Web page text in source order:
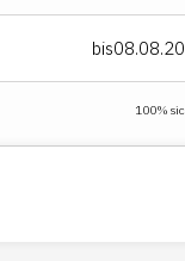
bis
100%